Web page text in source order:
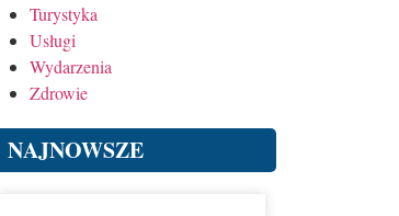
Turystyka
Usługi
Wydarzenia
Zdrowie
NAJNOWSZE